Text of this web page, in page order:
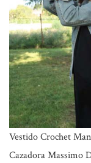
Vestido Crochet
Cazadora Massimo